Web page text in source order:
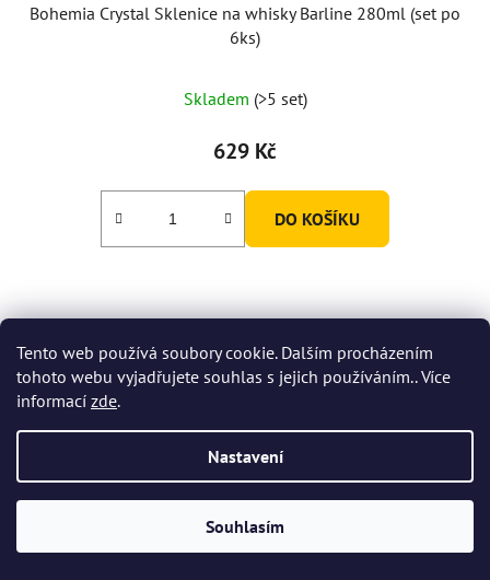
Tento web používá soubory cookie. Dalším procházením
tohoto webu vyjadřujete souhlas s jejich používáním.. Více
informací zde.
Nastavení
Souhlasím
Bohemia Crystal Sklenice na whisky Barline 280ml (set po
6ks)
Skladem (>5 set)
629 Kč
DO KOŠÍKU